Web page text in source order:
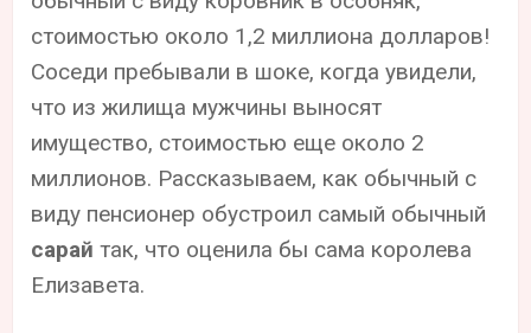
стоимостью около 1,2 миллиона долларов!
Соседи пребывали в шоке, когда увидели,
что из жилища мужчины выносят
имущество, стоимостью еще около 2
миллионов. Рассказываем, как обычный с
виду пенсионер обустроил самый обычный
сарай так, что оценила бы сама королева
Елизавета.